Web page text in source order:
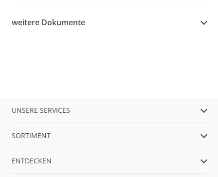
weitere Dokumente
UNSERE SERVICES
SORTIMENT
ENTDECKEN